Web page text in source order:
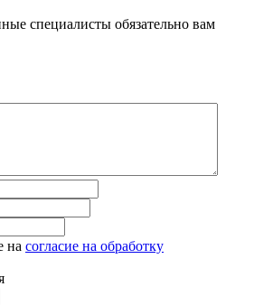
специалисты обязательно вам
на согласие на обработку